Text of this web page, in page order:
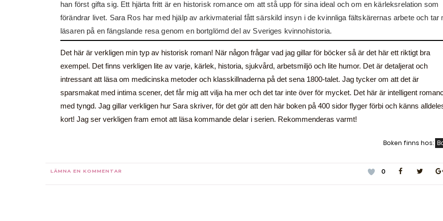
han först gifta sig. Ett hjärta fritt är en historisk romance om att stå upp för sina ideal och om en kärleksrelation som
förändrar livet. Sara Ros har med hjälp av arkivmaterial fått särskild insyn i de kvinnliga fältskärernas arbete och tar
läsaren på en fängslande resa genom en bortglömd del av Sveriges kvinnohistoria.
Det här är verkligen min typ av historisk roman! När någon frågar vad jag gillar för böcker så är det här ett riktigt bra
exempel. Det finns verkligen lite av varje, kärlek, historia, sjukvård, arbetsmiljö och lite humor. Det är detaljerat och
intressant att läsa om medicinska metoder och klasskillnaderna på det sena 1800-talet. Jag tycker om att det är
sparsmakat med intima scener, det får mig att vilja ha mer och det tar inte över för mycket. Det här är intelligent
med tyngd. Jag gillar verkligen hur Sara skriver, för det gör att den här boken på 400 sidor flyger förbi och känns
kort! Jag ser verkligen fram emot att läsa kommande delar i serien. Rekommenderas varmt!
Boken finns hos:
LÄMNA EN KOMMENTAR 0